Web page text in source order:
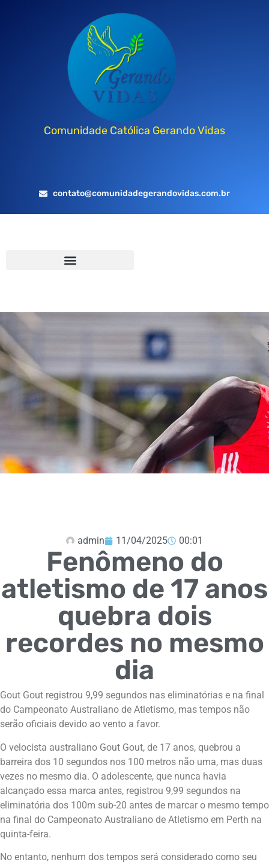
Comunidade Católica Gerando Vidas
contato@comunidadegerandovidas.com.br
admin 11/04/2025 00:01
Fenômeno do
atletismo de 17 anos
quebra dois
recordes no mesmo
dia
Gout Gout registrou 9,99 segundos nas eliminatórias e na final
do Campeonato Australiano de Atletismo, mas tempos não
serão oficiais devido ao vento a favor.
O velocista australiano Gout Gout, de 17 anos, quebrou a
barreira dos 10 segundos nos 100 metros não uma, mas duas
vezes no mesmo dia. O adolescente, que nunca havia
alcançado essa marca antes, registrou 9,99 segundos na
eliminatória dos 100m sub-20 antes de marcar o mesmo tempo
na final do Campeonato Australiano de Atletismo em Perth na
quinta-feira.
No entanto, nenhum dos tempos será considerado como seu